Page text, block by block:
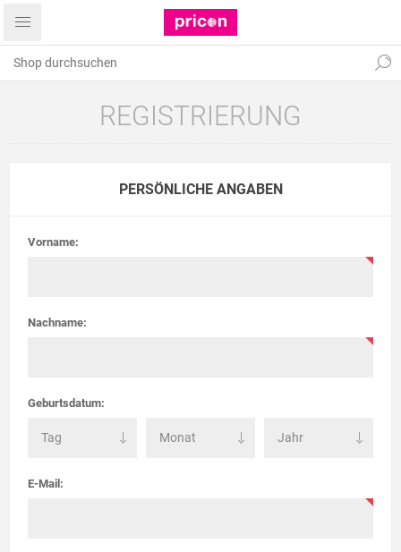
REGISTRIERUNG
PERSÖNLICHE ANGABEN
Vorname:
Nachname:
Geburtsdatum:
E-Mail: